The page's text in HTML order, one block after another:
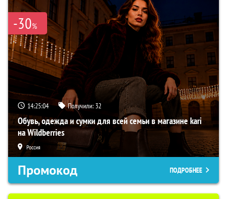
-30%
14:25:02 Получили: 32
Обувь, одежда и сумки для всей семьи в магазине kari
на Wildberries
Россия
Промокод ПОДРОБНЕЕ